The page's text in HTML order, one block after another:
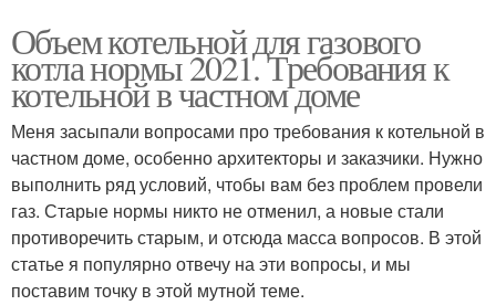
Объем котельной для газового
котла нормы 2021. Требования к
котельной в частном доме
Меня засыпали вопросами про требования к котельной в
частном доме, особенно архитекторы и заказчики. Нужно
выполнить ряд условий, чтобы вам без проблем провели
газ. Старые нормы никто не отменил, а новые стали
противоречить старым, и отсюда масса вопросов. В этой
статье я популярно отвечу на эти вопросы, и мы
поставим точку в этой мутной теме.